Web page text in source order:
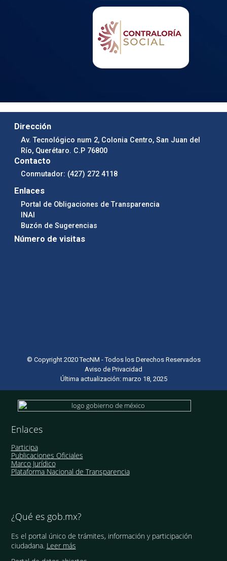
Dirección
Av. Tecnológico num 2, Colonia Centro, San Juan del
Río, Querétaro. C.P 76800
Contacto
Conmutador: (427) 272 4118
Enlaces
Portal de Obligaciones de Transparencia
INAI
Buzón de Sugerencias
Número de visitas
© Copyright 2020 TecNM - Todos los Derechos Reservados
Aviso de Privacidad
Última actualización: marzo 18, 2025
Enlaces
Participa
Publicaciones Oficiales
Marco Jurídico
Plataforma Nacional de Transparencia
¿Qué es gob.mx?
Es el portal único de trámites, información y participación
ciudadana. Leer más